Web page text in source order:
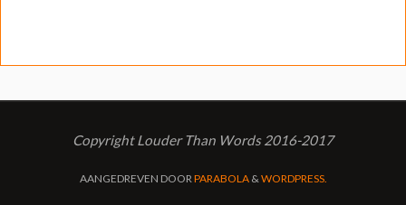
Copyright Louder Than Words 2016-2017
AANGEDREVEN DOORPARABOLA&WORDPRESS.